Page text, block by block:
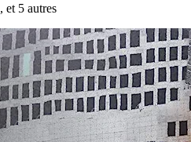
, et 5 autres